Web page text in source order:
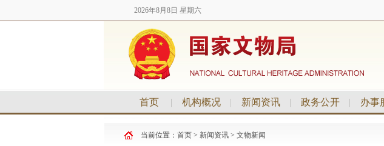
2026年8月8日 星期六
首页 | 机构概况 | 新闻资讯 | 政务公开 | 办事
当前位置： 首页 > 新闻资讯 > 文物新闻